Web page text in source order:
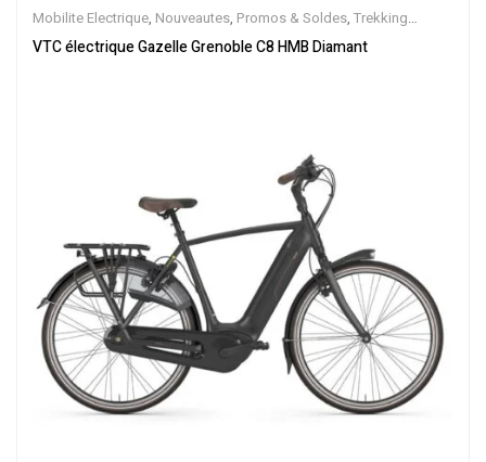
Mobilite Electrique, Nouveautes, Promos & Soldes, Trekking
électrique,Vélo électrique ville,Velos Electriques,VTC Electrique
VTC électrique Gazelle Grenoble C8 HMB Diamant